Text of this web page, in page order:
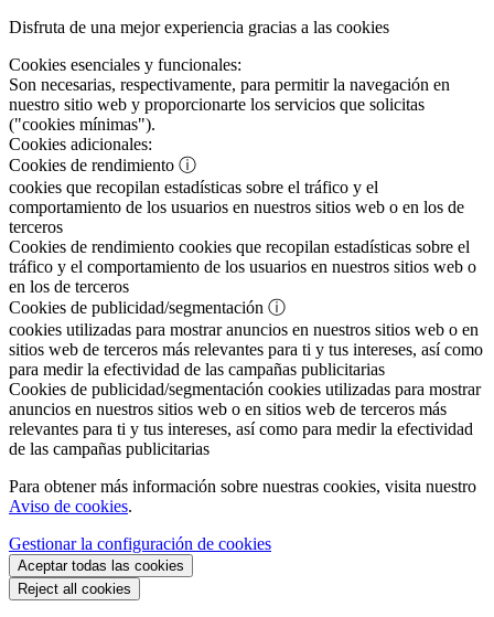
Disfruta de una mejor experiencia gracias a las cookies
Cookies esenciales y funcionales:
Son necesarias, respectivamente, para permitir la navegación en
nuestro sitio web y proporcionarte los servicios que solicitas
("cookies mínimas").
Cookies adicionales:
Cookies de rendimiento ⓘ
cookies que recopilan estadísticas sobre el tráfico y el
comportamiento de los usuarios en nuestros sitios web o en los de
terceros
Cookies de rendimiento cookies que recopilan estadísticas sobre el
tráfico y el comportamiento de los usuarios en nuestros sitios web o
en los de terceros
Cookies de publicidad/segmentación ⓘ
cookies utilizadas para mostrar anuncios en nuestros sitios web o en
sitios web de terceros más relevantes para ti y tus intereses, así como
para medir la efectividad de las campañas publicitarias
Cookies de publicidad/segmentación cookies utilizadas para mostrar
anuncios en nuestros sitios web o en sitios web de terceros más
relevantes para ti y tus intereses, así como para medir la efectividad
de las campañas publicitarias
Para obtener más información sobre nuestras cookies, visita nuestro
Aviso de cookies.
Gestionar la configuración de cookies
Aceptar todas las cookies
Reject all cookies